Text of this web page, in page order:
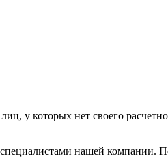
у которых нет своего
нашей компании.